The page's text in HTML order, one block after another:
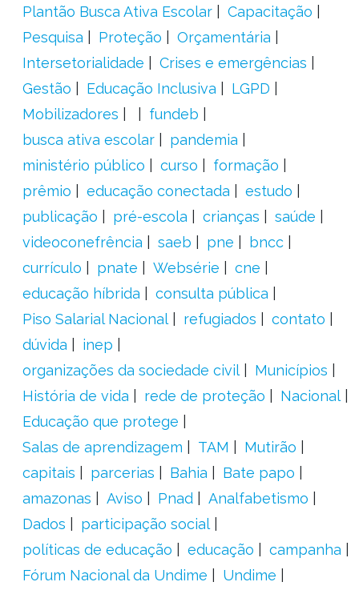
Plantão Busca Ativa Escolar
Capacitação
Pesquisa
Proteção
Orçamentária
Intersetorialidade
Crises e emergências
Gestão
Educação Inclusiva
LGPD
Mobilizadores
fundeb
busca ativa escolar
pandemia
ministério público
curso
formação
prêmio
educação conectada
estudo
publicação
pré-escola crianças
saúde
videoconefrência
saeb pne
bncc
currículo
pnate Websérie
cne
educação híbrida
consulta pública
Piso Salarial Nacional
refugiados
contato
dúvida
inep
organizações da sociedade civil
Municípios
História de vida
rede de proteção
Nacional
Educação que protege
Salas de aprendizagem
TAM
Mutirão
capitais
parcerias Bahia
Bate papo
amazonas
Aviso Pnad
Analfabetismo
Dados
participação social
políticas de educação
educação
campanha
Fórum Nacional da Undime
Undime